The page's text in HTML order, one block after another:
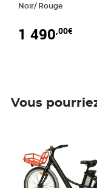
Noir/ Rouge
1 490,00€
Vous